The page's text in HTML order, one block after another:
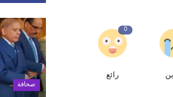
0
رائع
صحافة